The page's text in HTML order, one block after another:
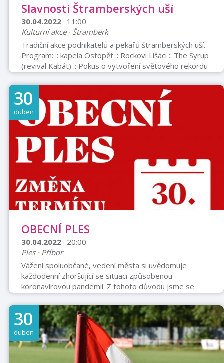
Slavnosti Štramberských uší
30.04.2022 · 11:00
Kulturní akce · Štramberk
Tradiční akce podnikatelů a pekařů štramberských uší.
Program: :: kapela Ostopět :: Rockovi Lišáci :: The Syrup
(revival Kabát) :: Pokus o vytvoření světového rekordu
v pečení veleucha a maxi pizzy :: Soutěže pro děti
VSTUP ZDARMA
30
duben
OBECNÍ PLES
30.04.2022 · 20:00
Ples · Příbor
Vážení spoluobčané, vedení města si uvědomuje
každodenní zhoršující se situaci způsobenou
koronavirovou pandemií. Z tohoto důvodu jsme se
rozhodli po dlouhém zvažování a doporučení z
Ministerstva zdravotnictví přesunout Obecní ples na
30.04.2022. Věříme, že si v tento čas ples užijeme už
bez přísných podmínek vlády a budeme moci navýšit
také kapacitu plesu. Děkujeme za pochopení a těšíme
se na společné setkání na jaře! Současně Vám už nyní
avizujeme, že se snažíme pro Vás kulturu zanechat, a p
30
duben